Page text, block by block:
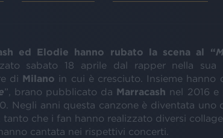
ed Elodie hanno rubato la scena al “
sabato 18 aprile dal rapper nella sua
di Milano in cui è cresciuto. Insieme hanno
”, brano pubblicato da Marracash nel 2016
Negli anni questa canzone è diventata uno
tanto che i fan hanno realizzato diversi
cantata nei rispettivi concerti.